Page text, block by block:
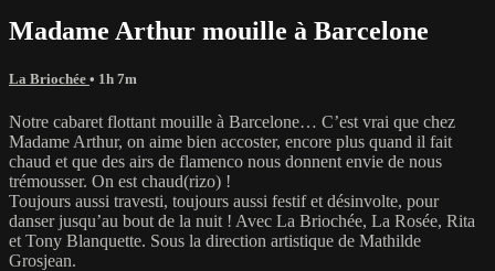
Madame Arthur mouille à Barcelone
La Briochée • 1h 7m
Notre cabaret flottant mouille à Barcelone… C’est vrai que chez
Madame Arthur, on aime bien accoster, encore plus quand il fait
chaud et que des airs de flamenco nous donnent envie de nous
trémousser. On est chaud(rizo) !
Toujours aussi travesti, toujours aussi festif et désinvolte, pour
danser jusqu’au bout de la nuit ! Avec La Briochée, La Rosée, Rita
et Tony Blanquette. Sous la direction artistique de Mathilde
Grosjean.